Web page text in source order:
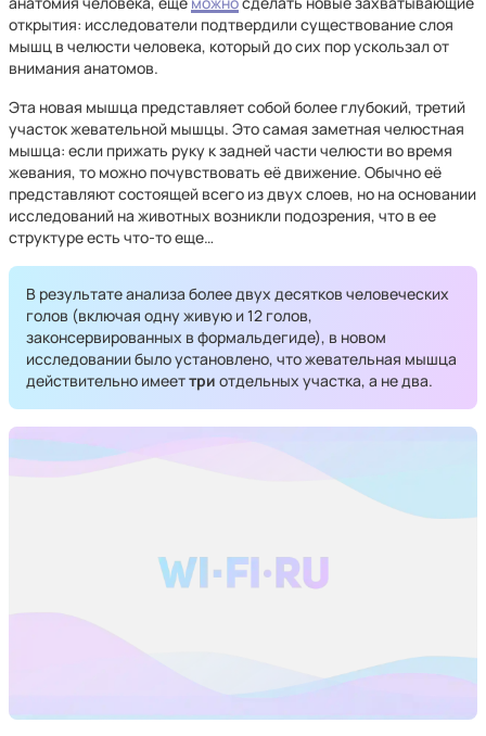
открытия: исследователи подтвердили существование слоя
мышц в челюсти человека, который до сих пор ускользал от
внимания анатомов.
Эта новая мышца представляет собой более глубокий, третий
участок жевательной мышцы. Это самая заметная челюстная
мышца: если прижать руку к задней части челюсти во время
жевания, то можно почувствовать её движение. Обычно её
представляют состоящей всего из двух слоев, но на основании
исследований на животных возникли подозрения, что в ее
структуре есть что-то еще…
В результате анализа более двух десятков человеческих
голов (включая одну живую и 12 голов,
законсервированных в формальдегиде), в новом
исследовании было установлено, что жевательная мышца
действительно имееттри отдельных участка, а не два.